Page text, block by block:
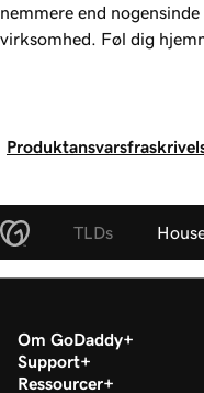
nemmere end
virksomhed. Føl dig
TLDs
Om GoDaddy
Support
Ressourcer